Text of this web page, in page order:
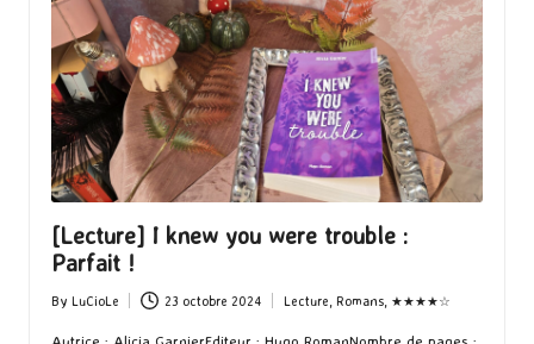
[Lecture] I knew you were trouble :
Parfait !
Posted
by
By LuCioLe 23 octobre 2024
Posted
Lecture, Romans, ★★★★☆